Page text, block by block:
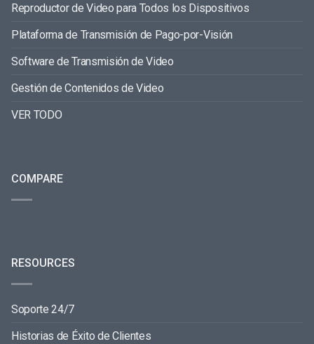
Reproductor de Video para Todos los Dispositivos
Plataforma de Transmisión de Pago-por-Visión
Software de Transmisión de Video
Gestión de Contenidos de Video
VER TODO
COMPARE
RESOURCES
Soporte 24/7
Historias de Éxito de Clientes